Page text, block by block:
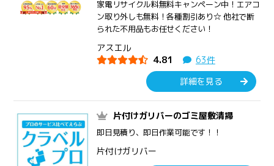
家電リサイクル料無料キャンペーン中！エアコ
ン取り外しも無料！各種割引あり☆ 他社で断
られた不用品もお任せください！
アスエル
4.81
63件
詳細を見る
片付けガリバーのゴミ屋敷清掃
即日見積り、即日作業可能です！！
片付けガリバー